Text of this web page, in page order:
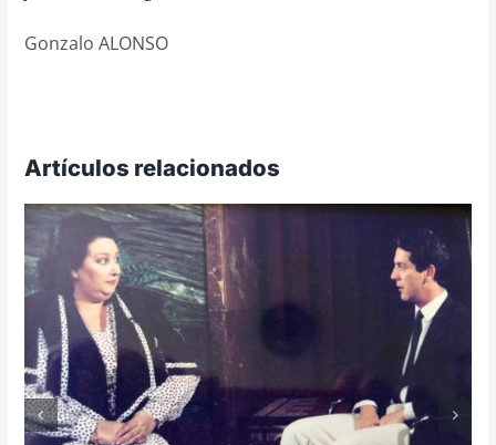
Gonzalo ALONSO
Artículos relacionados